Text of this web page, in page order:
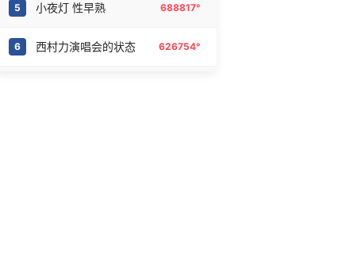
5 小夜灯 性早熟 688817°
6 西村力演唱会的状态 626754°